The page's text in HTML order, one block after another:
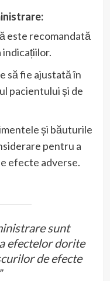
este recomandată
să fie ajustată în
pacientului și de
și băuturile
pentru a
efecte adverse.
sunt
efectelor dorite
de efecte